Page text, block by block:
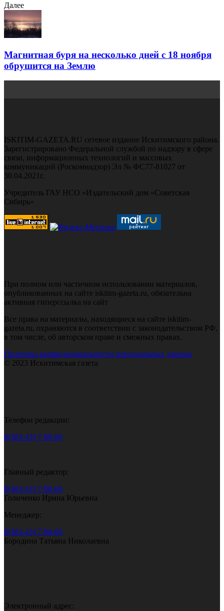
Далее
Магнитная буря на несколько дней с 18 ноября
обрушится на Землю
ISKITIM-GAZETA.RU сетевое издание Искитимского района.
Зарегистрировано Федеральной службой по надзору в сфере
связи, информационных технологий и массовых
коммуникаций (Роскомнадзор) Эл № ФС77-81027 от
30.04.2021г.
Учредитель ГАУ НСО «Издательский дом «Советская
Сибирь»
При полном или частичном использовании материалов,
опубликованных на сайте iskitim-gazeta.ru, обязательна
активная гиперссылка на сайт
Все права на материалы, находящиеся на сайте iskitim-
gazeta.ru, охраняются в соответствии с законодательством РФ,
в том числе, об авторском праве и смежных правах.
Политика конфиденциальности персональных данных
© 2023 Искитимская газета
Телефон редакции:
8(383-43) 7-90-60
Главный редактор:
8(383-43) 7-90-60
Голиченко Ирина Юрьевна
Менеджер:
8(383-43) 7-90-60
Бородина Татьяна Николаевна
Электронный адрес: